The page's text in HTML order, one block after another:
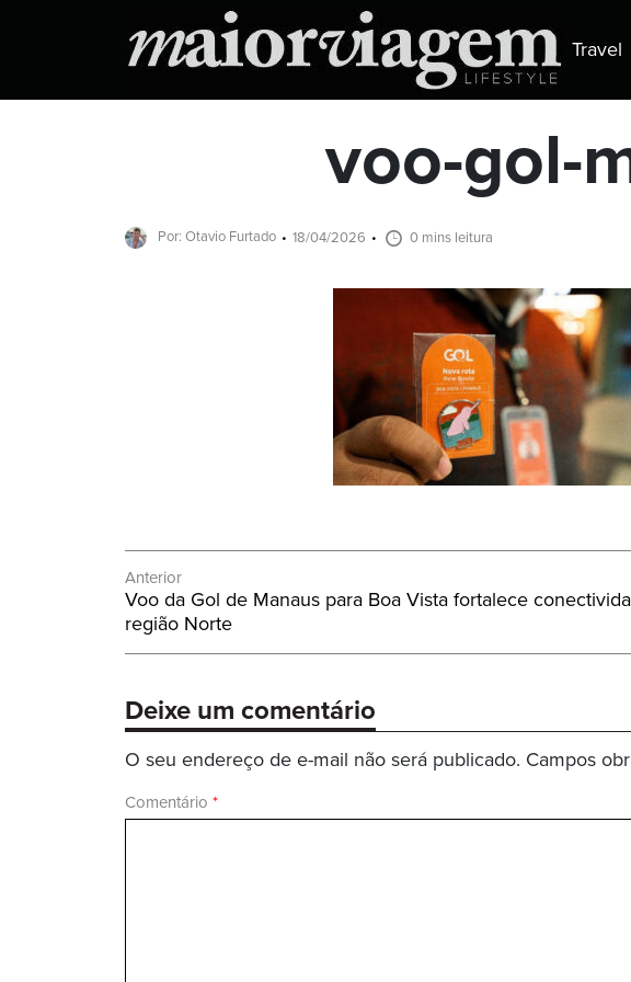
Travel
voo-gol-
Por: Otavio Furtado 18/04/2026 0 mins leitura
Navegação
de
Post
Anterior
Post
Anterior:
Voo da Gol de Manaus para Boa Vista fortalece
região Norte
Deixe um comentário
O seu endereço de e-mail não será publicado. Campos
Comentário *